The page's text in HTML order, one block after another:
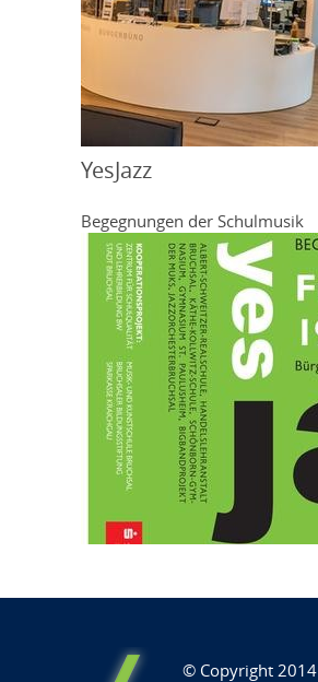
YesJazz
Begegnungen der Schulmusik
© Copyright 2014